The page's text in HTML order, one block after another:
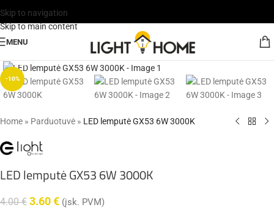
Skip to navigation
Skip to main content
MENU
-10%
Click to enlarge
Home » Parduotuvė » LED lemputė GX53 6W 3000K
LED lemputė GX53 6W 3000K
4.00€ 3.60€ (įsk. PVM)